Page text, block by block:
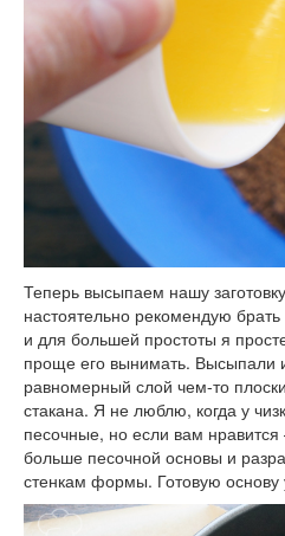
Теперь высыпаем нашу
настоятельно рекомендую
и для большей простоты я
проще его вынимать. Высыпали
равномерный слой чем-то
стакана. Я не люблю, когда у
песочные, но если вам
больше песочной основы и
стенкам формы. Готовую основу